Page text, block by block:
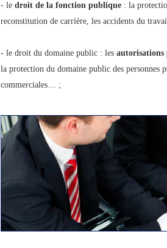
- le droit de la fonction publique : la
reconstitution de carrière, les accidents du
- le droit du domaine public : les
la protection du domaine public des personnes
commerciales… ;